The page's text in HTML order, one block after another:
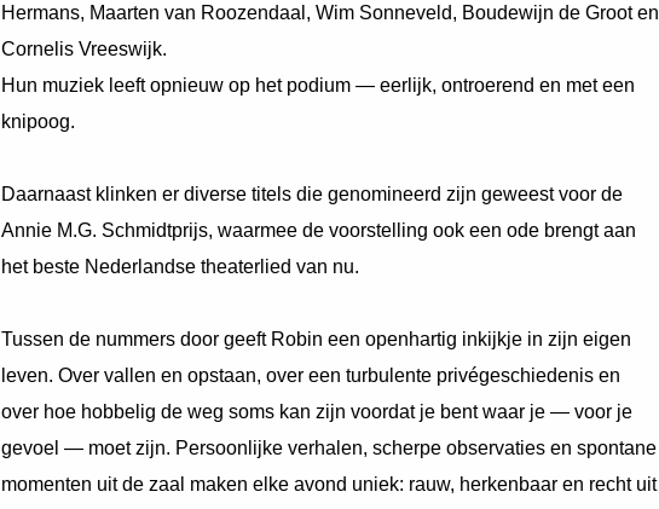
Hermans, Maarten van Roozendaal, Wim Sonneveld, Boudewijn de Groot en
Cornelis Vreeswijk.
Hun muziek leeft opnieuw op het podium — eerlijk, ontroerend en met een
knipoog.
Daarnaast klinken er diverse titels die genomineerd zijn geweest voor de
Annie M.G. Schmidtprijs, waarmee de voorstelling ook een ode brengt aan
het beste Nederlandse theaterlied van nu.
Tussen de nummers door geeft Robin een openhartig inkijkje in zijn eigen
leven. Over vallen en opstaan, over een turbulente privégeschiedenis en
over hoe hobbelig de weg soms kan zijn voordat je bent waar je — voor je
gevoel — moet zijn. Persoonlijke verhalen, scherpe observaties en spontane
momenten uit de zaal maken elke avond uniek: rauw, herkenbaar en recht uit